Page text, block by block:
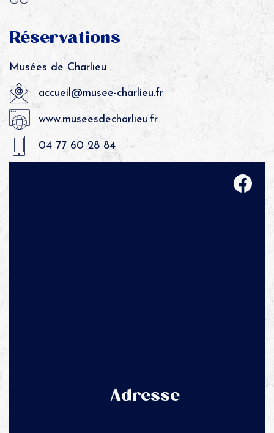
Réservations
Musées de Charlieu
accueil@musee-charlieu.fr
www.museesdecharlieu.fr
04 77 60 28 84
Adresse